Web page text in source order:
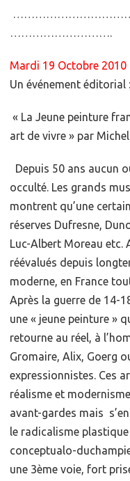
……………………….
Mardi 19 Octobre 2010
Un événement éditorial :
« La Jeune peinture
art de vivre » par
Depuis 50 ans aucun
occulté. Les grands
montrent qu’une
réserves Dufresne,
Luc-Albert Moreau etc.
réévalués depuis
moderne, en France
Après la guerre de 14-
une « jeune peinture »
retourne au réel, à
Gromaire, Alix, Goerg
expressionnistes. Ces
réalisme et
avant-gardes mais
le radicalisme
conceptualo-
une 3ème voie, fort